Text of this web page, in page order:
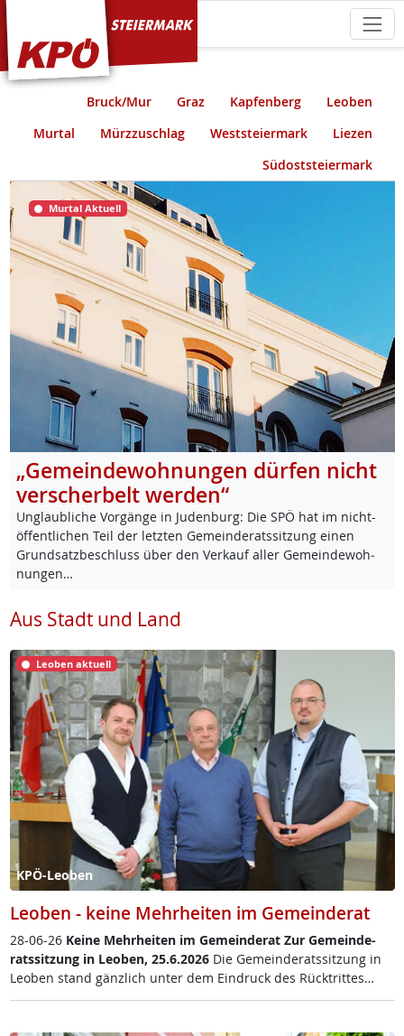
KPÖ Steiermark
Bruck/Mur Graz Kapfenberg
Leoben
Murtal
Mürzzuschlag Weststeiermark
Liezen
Südoststeiermark
Murtal Aktuell
„Gemeindewohnungen dürfen nicht
verscherbelt werden“
Un­glaub­li­che Vor­gän­ge in Ju­den­burg: Die SPÖ hat im nicht-
öf­f­ent­li­chen Teil der letz­ten Ge­mein­de­rats­sit­zung ei­nen
Grund­satz­be­schluss über den Ver­kauf al­ler Ge­mein­de­woh­
nun­gen…
Aus Stadt und Land
Leoben aktuell
KPÖ-Leoben
Leoben - keine Mehrheiten im Gemeinderat
28-06-26 Kei­ne Mehr­hei­ten im Ge­mein­de­rat Zur Ge­mein­de­
rats­sit­zung in Leo­ben, 25.6.2026Die Ge­mein­de­rats­sit­zung in
Leo­ben stand gänz­lich un­ter dem Ein­druck des Rück­trit­tes…